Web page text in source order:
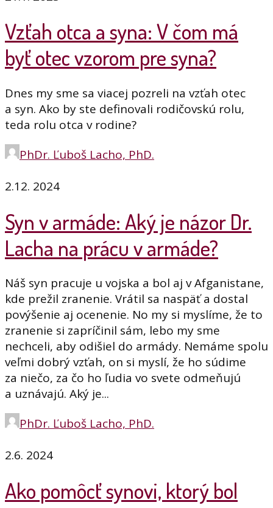
Vzťah otca a syna: V čom má
byť otec vzorom pre syna?
Dnes my sme sa viacej pozreli na vzťah otec
a syn. Ako by ste definovali rodičovskú rolu,
teda rolu otca v rodine?
PhDr. Ľuboš Lacho, PhD.
2.12. 2024
Syn v armáde: Aký je názor Dr.
Lacha na prácu v armáde?
Náš syn pracuje u vojska a bol aj v Afganistane,
kde prežil zranenie. Vrátil sa naspäť a dostal
povýšenie aj ocenenie. No my si myslíme, že to
zranenie si zapríčinil sám, lebo my sme
nechceli, aby odišiel do armády. Nemáme spolu
veľmi dobrý vzťah, on si myslí, že ho súdime
za niečo, za čo ho ľudia vo svete odmeňujú
a uznávajú. Aký je...
PhDr. Ľuboš Lacho, PhD.
2.6. 2024
Ako pomôcť synovi, ktorý bol